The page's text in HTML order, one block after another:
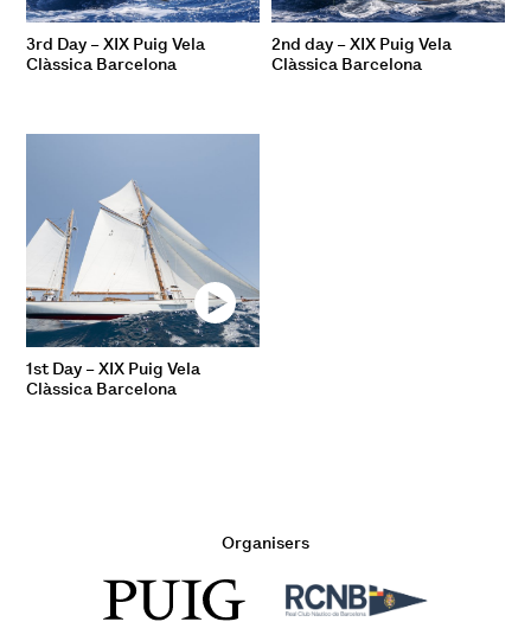
3rd Day – XIX Puig Vela
Clàssica Barcelona
2nd day – XIX Puig Vela
Clàssica Barcelona
1st Day – XIX Puig Vela
Clàssica Barcelona
Organisers